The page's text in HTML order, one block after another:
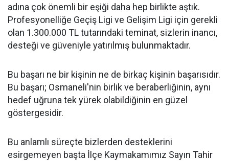
adına çok önemli bir eşiği daha hep birlikte aştık.
Profesyonelliğe Geçiş Ligi ve Gelişim Ligi için gerekli
olan 1.300.000 TL tutarındaki teminat, sizlerin inancı,
desteği ve güveniyle yatırılmış bulunmaktadır.
Bu başarı ne bir kişinin ne de birkaç kişinin başarısıdır.
Bu başarı; Osmaneli'nin birlik ve beraberliğinin, aynı
hedef uğruna tek yürek olabildiğinin en güzel
göstergesidir.
Bu anlamlı süreçte bizlerden desteklerini
esirgemeyen başta İlçe Kaymakamımız Sayın Tahir